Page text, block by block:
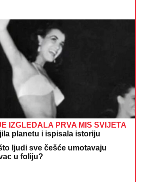
IZGLEDALA PRVA MIS SVIJETA
planetu i ispisala istoriju
ljudi sve češće umotavaju
u foliju?